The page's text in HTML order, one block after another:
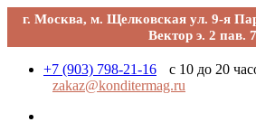
г. Москва, м. Щелковская ул. 9-я
Вектор э. 2 пав. 7
+7 (903) 798-21-16
с 10 до 20
zakaz@konditermag.ru